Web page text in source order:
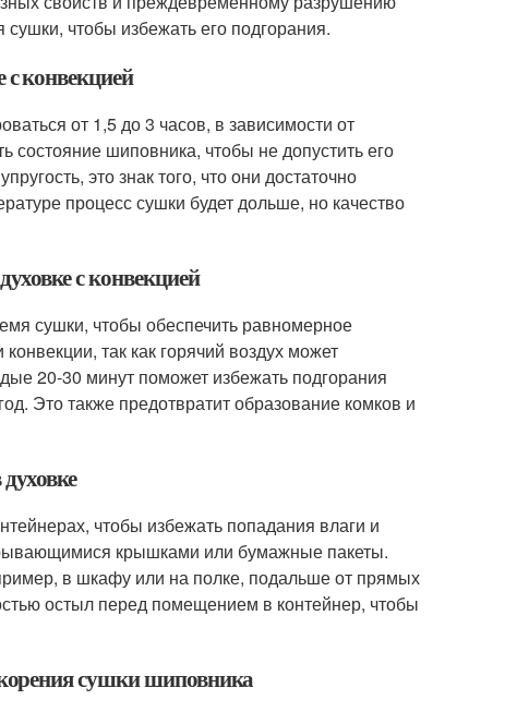
чтобы избежать его подгорания.
конвекцией
от 1,5 до 3 часов, в зависимости от
шиповника, чтобы не допустить его
это знак того, что они достаточно
процесс сушки будет дольше, но качество
с конвекцией
сушки, чтобы обеспечить равномерное
так как горячий воздух может
20-30 минут поможет избежать подгорания
Это также предотвратит образование комков и
чтобы избежать попадания влаги и
крышками или бумажные пакеты.
в шкафу или на полке, подальше от прямых
остыл перед помещением в контейнер, чтобы
сушки шиповника